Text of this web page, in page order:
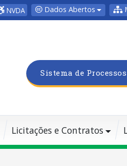
NVDA Dados Abertos
Sistema de
Licitações e Contratos